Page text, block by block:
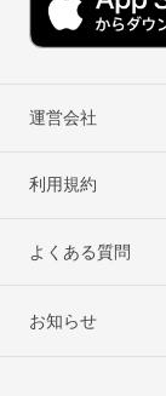
運営会社
利用規約
よくある質問
お知らせ